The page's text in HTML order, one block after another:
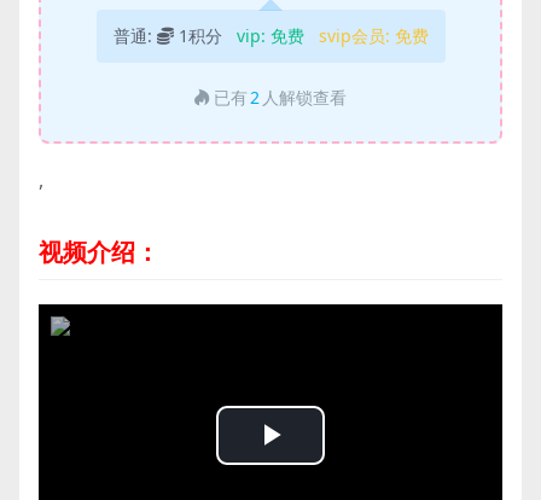
普通: 1积分 vip: 免费 svip会员: 免费
已有2 人解锁查看
,
视频介绍：
Play